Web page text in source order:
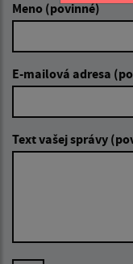
Meno (povinné)
E-mailová adresa
Text vašej správy